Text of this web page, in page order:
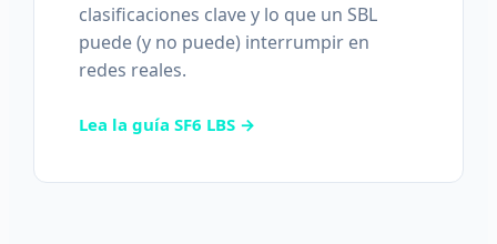
clasificaciones clave y lo que un SBL
puede (y no puede) interrumpir en
redes reales.
Lea la guía SF6 LBS →